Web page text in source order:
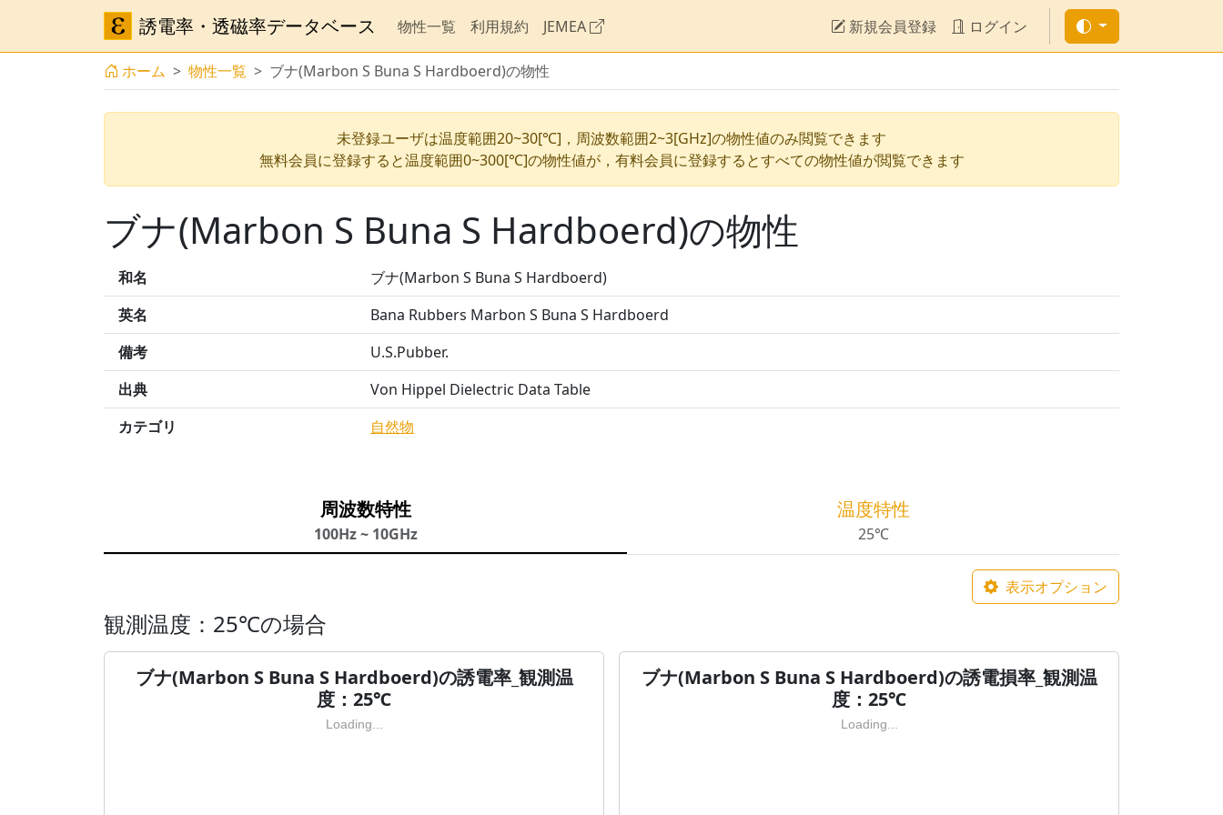
誘電率・透磁率データベース 物性一覧 利用規約 JEMEA 新規会員登録 ログイン
ホーム 物性一覧 ブナ(Marbon S Buna S Hardboerd)の物性
未登録ユーザは温度範囲20~30[℃]，周波数範囲2~3[GHz]の物性値のみ閲覧できます
無料会員に登録すると温度範囲0~300[℃]の物性値が，有料会員に登録するとすべての物性値が閲覧できます
ブナ(Marbon S Buna S Hardboerd)の物性
和名
ブナ(Marbon S Buna S Hardboerd)
英名
Bana Rubbers Marbon S Buna S Hardboerd
備考
U.S.Pubber.
出典
Von Hippel Dielectric Data Table
カテゴリ
自然物
周波数特性
100Hz ~ 10GHz
温度特性
25℃
表示オプション
観測温度：25℃の場合
ブナ(Marbon S Buna S Hardboerd)の誘電率_観測温
度：25℃
Loading...
ブナ(Marbon S Buna S Hardboerd)の誘電損率_観測温
度：25℃
Loading...